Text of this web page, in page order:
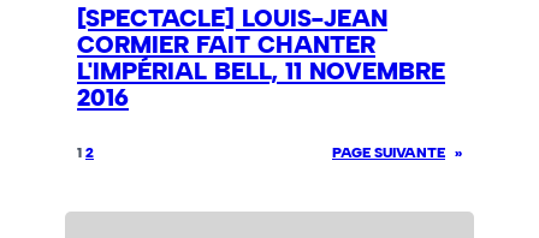
[SPECTACLE] LOUIS-JEAN
CORMIER FAIT CHANTER
L'IMPÉRIAL BELL, 11 NOVEMBRE
2016
1 2 PAGE SUIVANTE »